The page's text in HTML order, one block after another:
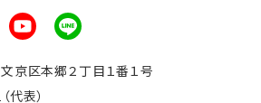
区本郷２丁目１番１号
表）